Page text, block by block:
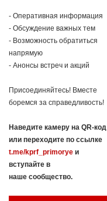
- Оперативная информация
- Обсуждение важных тем
- Возможность обратиться
напрямую
- Анонсы встреч и акций
Присоединяйтесь! Вместе
боремся за справедливость!
Наведите камеру на QR-код
или переходите по ссылке
t.me/kprf_primorye и
вступайте в
наше сообщество.